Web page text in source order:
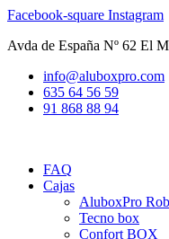
Ir
contenido
Facebook-square Instagram
Avda de España Nº 62 El
info@aluboxpro.com
635 64 56 59
91 868 88 94
FAQ
Cajas
AluboxPro
Tecno box
Confort BOX